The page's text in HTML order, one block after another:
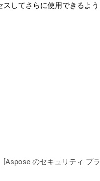
してさらに使用できるよう
のセキュリティ プラ